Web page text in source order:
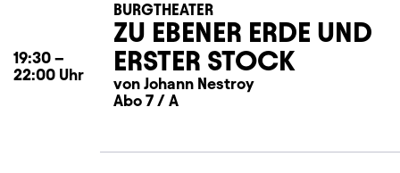
19:30 –
22:00 Uhr
BURGTHEATER
ZU EBENER ERDE UND
ERSTER STOCK
von Johann Nestroy
Abo 7 / A